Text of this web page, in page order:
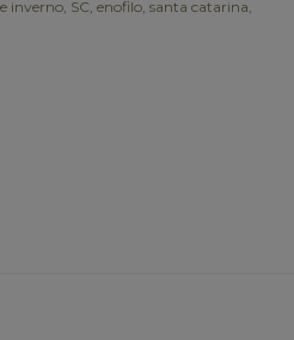
inverno SC enofilo santa catarina